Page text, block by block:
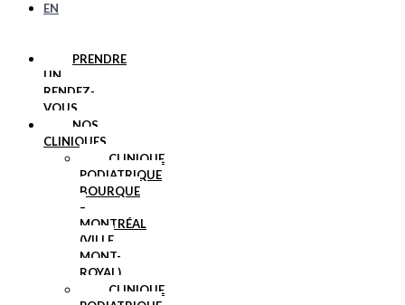
EN
PRENDRE
UN
RENDEZ-
VOUS
NOS
CLINIQUES
CLINIQUE
PODIATRIQUE
BOURQUE
–
MONTRÉAL
(VILLE
MONT-
ROYAL)
CLINIQUE